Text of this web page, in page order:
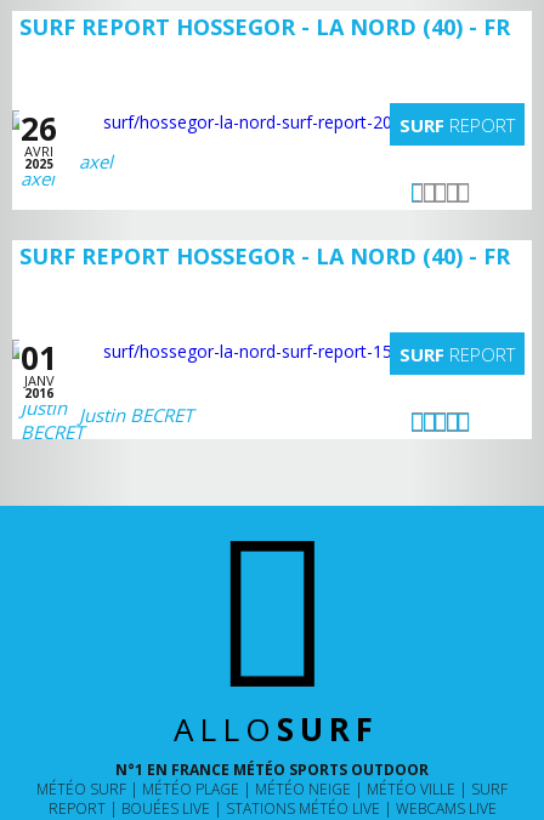
SURF REPORT HOSSEGOR - LA NORD (40) - FR
26
AVRI
2025
SURF REPORT
axel
SURF REPORT HOSSEGOR - LA NORD (40) - FR
01
JANV
2016
SURF REPORT
Justin BECRET
ALLO SURF
N°1 EN FRANCE MÉTÉO SPORTS OUTDOOR
MÉTÉO SURF
MÉTÉO PLAGE MÉTÉO NEIGE MÉTÉO VILLE
SURF
REPORT
BOUÉES LIVE STATIONS MÉTÉO LIVE WEBCAMS LIVE